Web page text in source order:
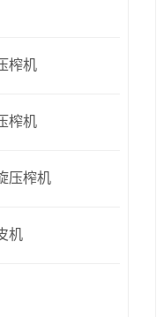
榨机
榨机
压榨机
机